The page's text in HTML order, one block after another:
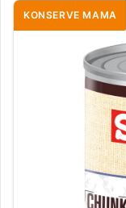
KONSERVE MAMA